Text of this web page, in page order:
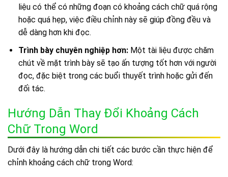
liệu có thể có những đoạn có khoảng cách chữ quá rộng
hoặc quá hẹp, việc điều chỉnh này sẽ giúp đồng đều và
dễ dàng hơn khi đọc.
Trình bày chuyên nghiệp hơn:Một tài liệu được chăm
chút về mặt trình bày sẽ tạo ấn tượng tốt hơn với người
đọc, đặc biệt trong các buổi thuyết trình hoặc gửi đến
đối tác.
Hướng Dẫn Thay Đổi Khoảng Cách
Chữ Trong Word
Dưới đây là hướng dẫn chi tiết các bước cần thực hiện để
chỉnh khoảng cách chữ trong Word: